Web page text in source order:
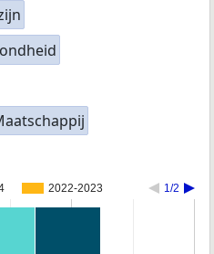
2022-2023 1/2